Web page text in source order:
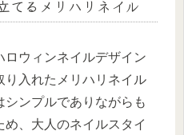
てるメリハリネイル
ロウィンネイルデザイン
り入れたメリハリネイル
ンプルでありながらも
、大人のネイルスタイ